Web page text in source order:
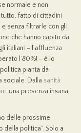
normale e non
fatto di cittadini
senza filtrarle con gli
che hanno capito da
italiani – l’affluenza
l’80%! – è lo
pianta da
sociale. Dalla sanità
: una presenza insana,
delle prossime
politica”. Solo a